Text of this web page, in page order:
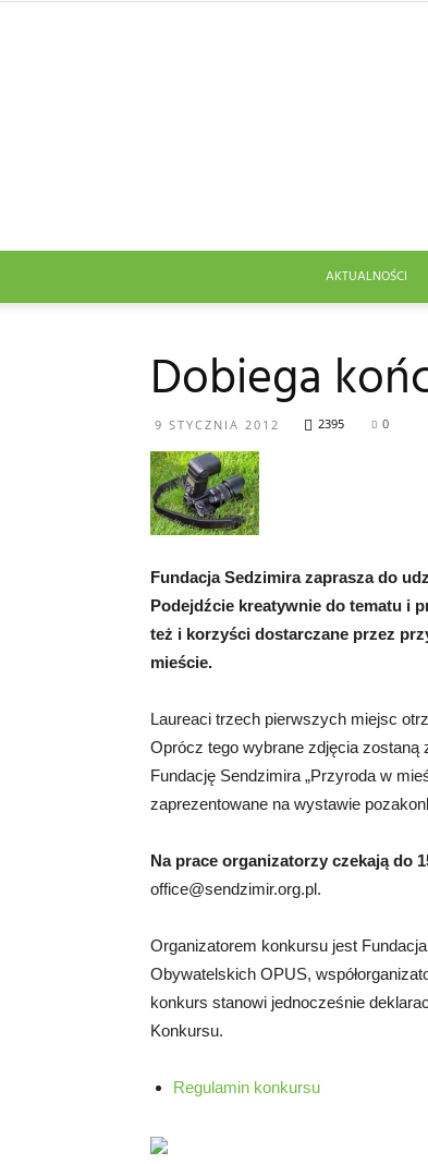
AKTUALNOŚCI
Dobiega
9 STYCZNIA 2012 2395 0
Fundacja Sedzimira zaprasza do
Podejdźcie kreatywnie do tematu i
też i korzyści dostarczane przez
mieście.
Laureaci trzech pierwszych miejsc
Oprócz tego wybrane zdjęcia zostaną
Fundację Sendzimira „Przyroda w
zaprezentowane na wystawie
Na prace organizatorzy czekają do
office@sendzimir.org.pl.
Organizatorem konkursu jest
Obywatelskich OPUS,
konkurs stanowi jednocześnie
Konkursu.
Regulamin konkursu